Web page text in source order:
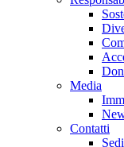
Media
Contatti
Sedi